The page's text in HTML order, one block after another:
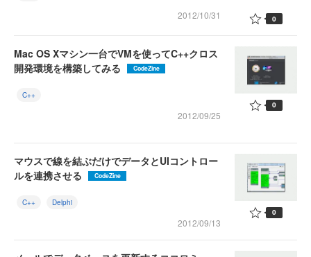
2012/10/31 0
Mac OS Xマシン一台でVMを使ってC++クロス
開発環境を構築してみる
CodeZine
C++
2012/09/25
0
マウスで線を結ぶだけでデータとUIコントロー
ルを連携させる
CodeZine
C++ Delphi
2012/09/13
0